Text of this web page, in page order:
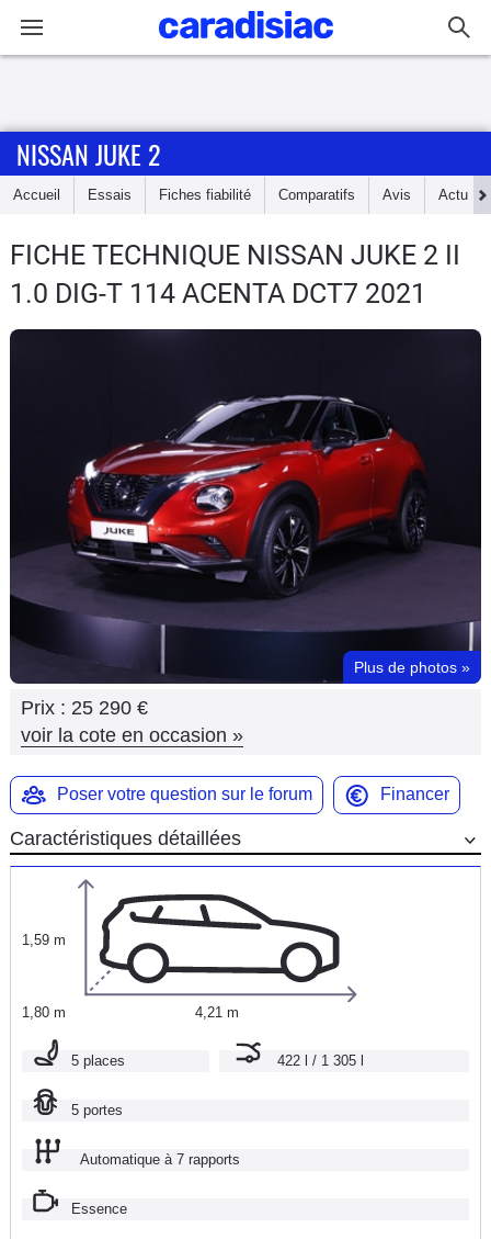
Accueil
Essais
Guide
Utilitaires
Flottes
Auto
Services
Forum
Moto
Marques
NISSAN JUKE 2
Accueil Essais Fiches fiabilité Comparatifs Avis Actu
FICHE TECHNIQUE NISSAN JUKE 2 II
1.0 DIG-T 114 ACENTA DCT7 2021
Plus de photos »
Prix : 25 290 €
voir la cote en occasion »
Poser votre question sur le forum Financer
Caractéristiques détaillées
1,59 m
1,80 m 4,21 m
5 places 422 l / 1 305 l
5 portes
Automatique à 7 rapports
Essence